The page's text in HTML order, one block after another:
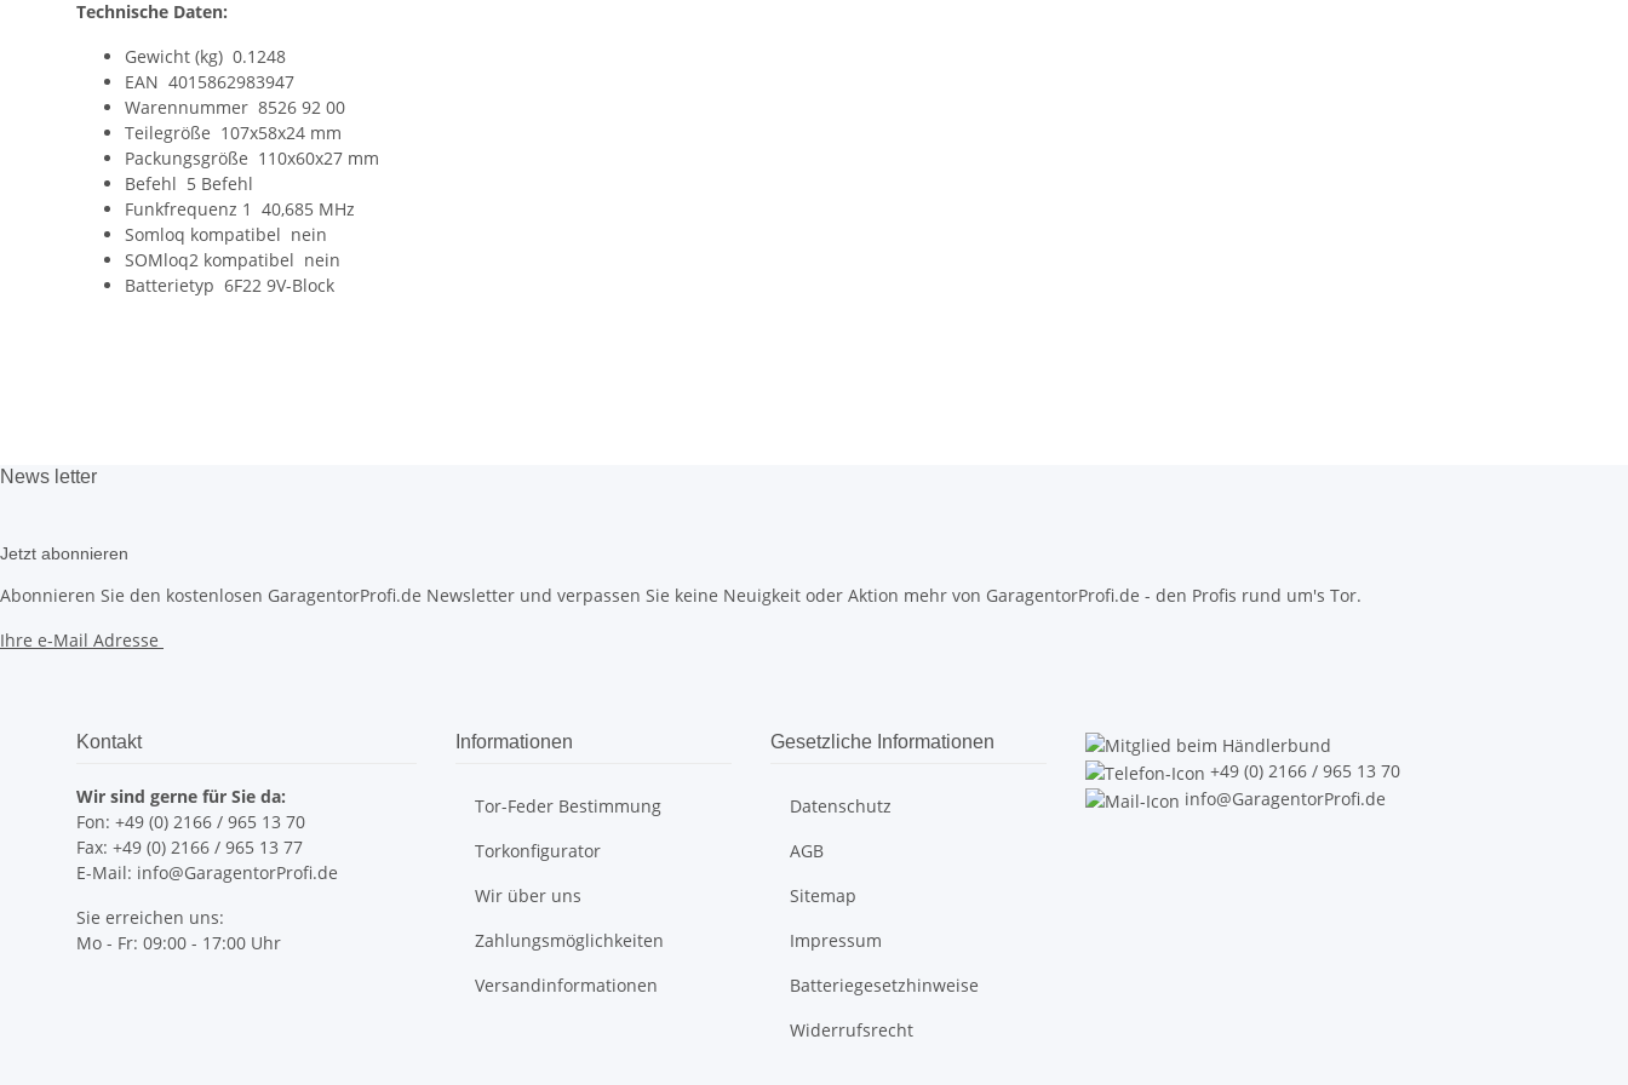
Technische Daten:
Gewicht (kg) 0.1248
EAN 4015862983947
Warennummer 8526 92 00
Teilegröße 107x58x24 mm
Packungsgröße 110x60x27 mm
Befehl 5 Befehl
Funkfrequenz 1 40,685 MHz
Somloq kompatibel nein
SOMloq2 kompatibel nein
Batterietyp 6F22 9V-Block
News letter
Jetzt abonnieren
Abonnieren Sie den kostenlosen GaragentorProfi.de Newsletter und verpassen Sie keine Neuigkeit oder Aktion mehr von GaragentorProfi.de - den Profis rund um's Tor.
Ihre e-Mail Adresse
Kontakt
Wir sind gerne für Sie da:
Fon: +49 (0) 2166 / 965 13 70
Fax: +49 (0) 2166 / 965 13 77
E-Mail: info@GaragentorProfi.de
Sie erreichen uns:
Mo - Fr: 09:00 - 17:00 Uhr
Informationen
Tor-Feder Bestimmung
Torkonfigurator
Wir über uns
Zahlungsmöglichkeiten
Versandinformationen
Gesetzliche Informationen
Datenschutz
AGB
Sitemap
Impressum
Batteriegesetzhinweise
Widerrufsrecht
+49 (0) 2166 / 965 13 70
info@GaragentorProfi.de